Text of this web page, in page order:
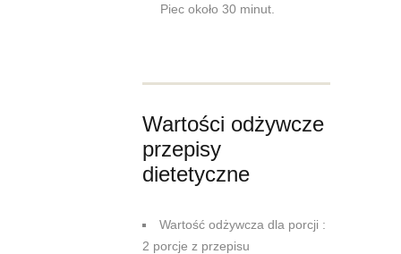
Piec około 30 minut.
Wartości odżywcze
przepisy
dietetyczne
Wartość odżywcza dla porcji :
2 porcje z przepisu